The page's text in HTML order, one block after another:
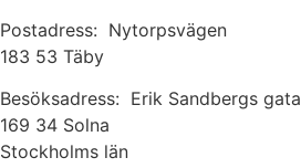
Postadress: Nytorpsvägen
183 53 Täby
Besöksadress: Erik Sandbergs gata
169 34 Solna
Stockholms län